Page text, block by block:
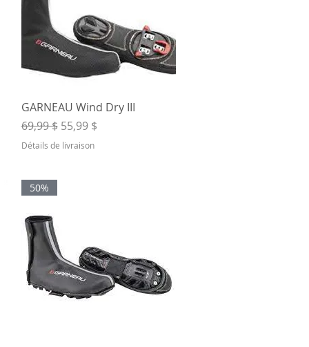
Aperçu rapide
GARNEAU Wind Dry III
Prix original
69,99 $ Prix promotionnel
55,99 $
Détails de livraison
50%